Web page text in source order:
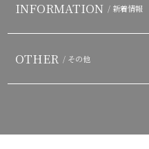
INFORMATION / 新着情報
OTHER / その他